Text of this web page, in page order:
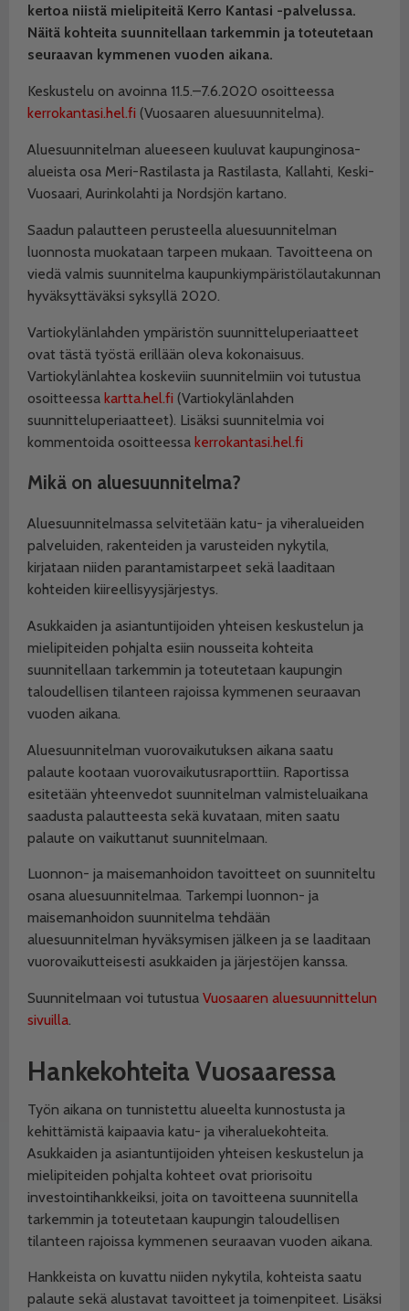
kertoa niistä mielipiteitä Kerro Kantasi -palvelussa.
Näitä kohteita suunnitellaan tarkemmin ja toteutetaan
seuraavan kymmenen vuoden aikana.
Keskustelu on avoinna 11.5.–7.6.2020 osoitteessa
kerrokantasi.hel.fi (Vuosaaren aluesuunnitelma).
Aluesuunnitelman alueeseen kuuluvat kaupunginosa-
alueista osa Meri-Rastilasta ja Rastilasta, Kallahti, Keski-
Vuosaari, Aurinkolahti ja Nordsjön kartano.
Saadun palautteen perusteella aluesuunnitelman
luonnosta muokataan tarpeen mukaan. Tavoitteena on
viedä valmis suunnitelma kaupunkiympäristölautakunnan
hyväksyttäväksi syksyllä 2020.
Vartiokylänlahden ympäristön suunnitteluperiaatteet
ovat tästä työstä erillään oleva kokonaisuus.
Vartiokylänlahtea koskeviin suunnitelmiin voi tutustua
osoitteessa kartta.hel.fi (Vartiokylänlahden
suunnitteluperiaatteet). Lisäksi suunnitelmia voi
kommentoida osoitteessa kerrokantasi.hel.fi
Mikä on aluesuunnitelma?
Aluesuunnitelmassa selvitetään katu- ja viheralueiden
palveluiden, rakenteiden ja varusteiden nykytila,
kirjataan niiden parantamistarpeet sekä laaditaan
kohteiden kiireellisyysjärjestys.
Asukkaiden ja asiantuntijoiden yhteisen keskustelun ja
mielipiteiden pohjalta esiin nousseita kohteita
suunnitellaan tarkemmin ja toteutetaan kaupungin
taloudellisen tilanteen rajoissa kymmenen seuraavan
vuoden aikana.
Aluesuunnitelman vuorovaikutuksen aikana saatu
palaute kootaan vuorovaikutusraporttiin. Raportissa
esitetään yhteenvedot suunnitelman valmisteluaikana
saadusta palautteesta sekä kuvataan, miten saatu
palaute on vaikuttanut suunnitelmaan.
Luonnon- ja maisemanhoidon tavoitteet on suunniteltu
osana aluesuunnitelmaa. Tarkempi luonnon- ja
maisemanhoidon suunnitelma tehdään
aluesuunnitelman hyväksymisen jälkeen ja se laaditaan
vuorovaikutteisesti asukkaiden ja järjestöjen kanssa.
Suunnitelmaan voi tutustua Vuosaaren aluesuunnittelun
sivuilla.
Hankekohteita Vuosaaressa
Työn aikana on tunnistettu alueelta kunnostusta ja
kehittämistä kaipaavia katu- ja viheraluekohteita.
Asukkaiden ja asiantuntijoiden yhteisen keskustelun ja
mielipiteiden pohjalta kohteet ovat priorisoitu
investointihankkeiksi, joita on tavoitteena suunnitella
tarkemmin ja toteutetaan kaupungin taloudellisen
tilanteen rajoissa kymmenen seuraavan vuoden aikana.
Hankkeista on kuvattu niiden nykytila, kohteista saatu
palaute sekä alustavat tavoitteet ja toimenpiteet. Lisäksi